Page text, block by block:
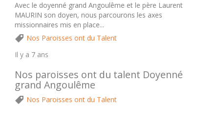
Avec le doyenné grand Angoulême et le père Laurent
MAURIN son doyen, nous parcourons les axes
missionnaires mis en place...
Nos Paroisses ont du Talent
Il y a 7 ans
Nos paroisses ont du talent Doyenné
grand Angoulême
Nos Paroisses ont du Talent